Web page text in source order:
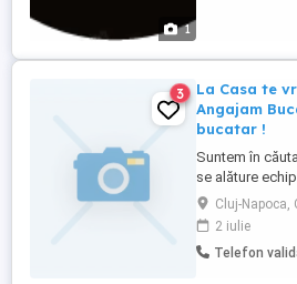
1
3
La Casa te
Angajam
bucatar !
Suntem în
se alăture
muncă
BUCATAR
avea parte
bază -training-
Cluj-Napoca,
2 iulie
Telefon